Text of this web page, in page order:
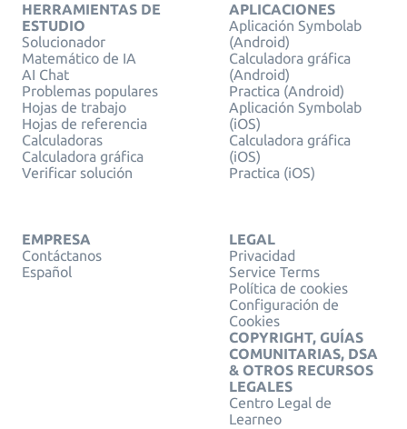
HERRAMIENTAS DE
ESTUDIO
Solucionador
Matemático de IA
AI Chat
Problemas populares
Hojas de trabajo
Hojas de referencia
Calculadoras
Calculadora gráfica
Verificar solución
APLICACIONES
Aplicación Symbolab
(Android)
Calculadora gráfica
(Android)
Practica (Android)
Aplicación Symbolab
(iOS)
Calculadora gráfica
(iOS)
Practica (iOS)
EMPRESA
Contáctanos
Español
LEGAL
Privacidad
Service Terms
Política de cookies
Configuración de
Cookies
COPYRIGHT, GUÍAS
COMUNITARIAS, DSA
& OTROS RECURSOS
LEGALES
Centro Legal de
Learneo